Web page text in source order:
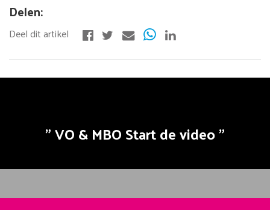
Delen:
VO & MBO Start de video